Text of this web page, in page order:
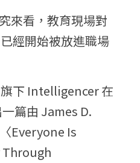
來看，教育現場對
經開始被放進職場
下 Intelligencer 在
篇由 James D.
Everyone Is
Through